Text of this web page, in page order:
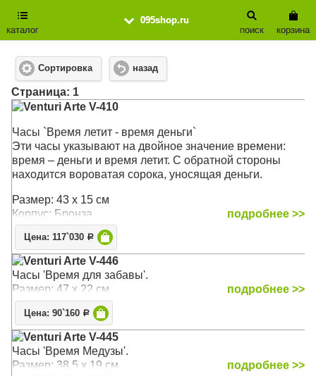
095shop.ru
каталог
корзина
поиск
Сортировка назад
Cтраница: 1
Venturi Arte V-410
Часы `Время летит - время деньги`
Эти часы указывают на двойное значение времени:
время – деньги и время летит. С обратной стороны
находится вороватая сорока, уносящая деньги.
Размер: 43 х 15 см
Корпус: Бронза
подробнее >>
Цена: 117`030 Р
Venturi Arte V-446
Часы 'Время для забавы'.
Размер: 47 х 22 см
подробнее >>
Цена: 90`160 Р
Venturi Arte V-445
Часы 'Время Медузы'.
Размер: 38,5 х 19 см
подробнее >>